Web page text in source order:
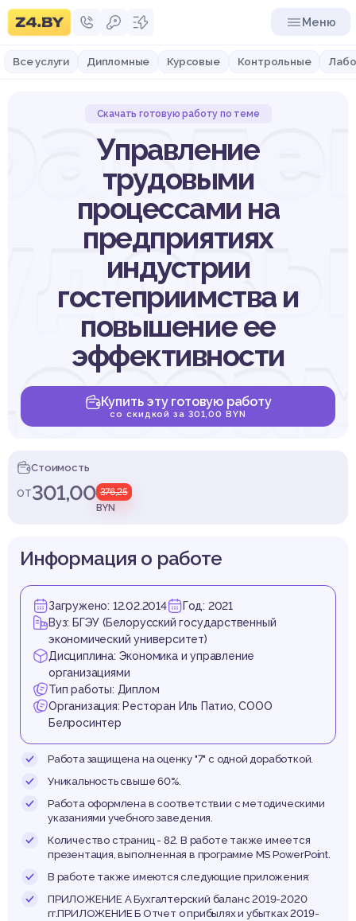
Меню
Все услуги Дипломные Курсовые Контрольные
Скачать готовую работу по теме
Управление
трудовыми
процессами на
предприятиях
индустрии
гостеприимства и
повышение ее
эффективности
Купить эту готовую работу
со скидкой за 301,00 BYN
Стоимость
от301,00 376,25
BYN
Информация о работе
Загружено: 12.02.2014
Год: 2021
Вуз: БГЭУ (Белорусский государственный
экономический университет)
Дисциплина: Экономика и управление
организациями
Тип работы: Диплом
Организация: Ресторан Иль Патио, СООО
Белросинтер
Работа защищена на оценку "7" с одной доработкой.
Уникальность свыше 60%.
Работа оформлена в соответствии с методическими
указаниями учебного заведения.
Количество страниц - 82. В работе также имеется
презентация, выполненная в программе MS PowerPoint.
В работе также имеются следующие приложения:
ПРИЛОЖЕНИЕ А Бухгалтерский баланс 2019-2020
гг.ПРИЛОЖЕНИЕ Б Отчет о прибылях и убытках 2019-